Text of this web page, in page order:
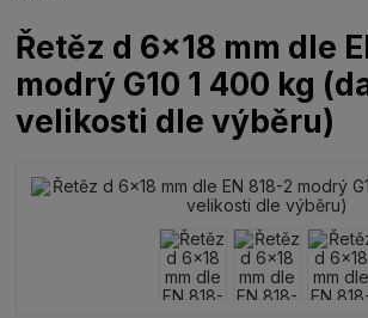
Řetěz d 6x18 mm dle
modrý G10 1 400 kg
velikosti dle výběru)